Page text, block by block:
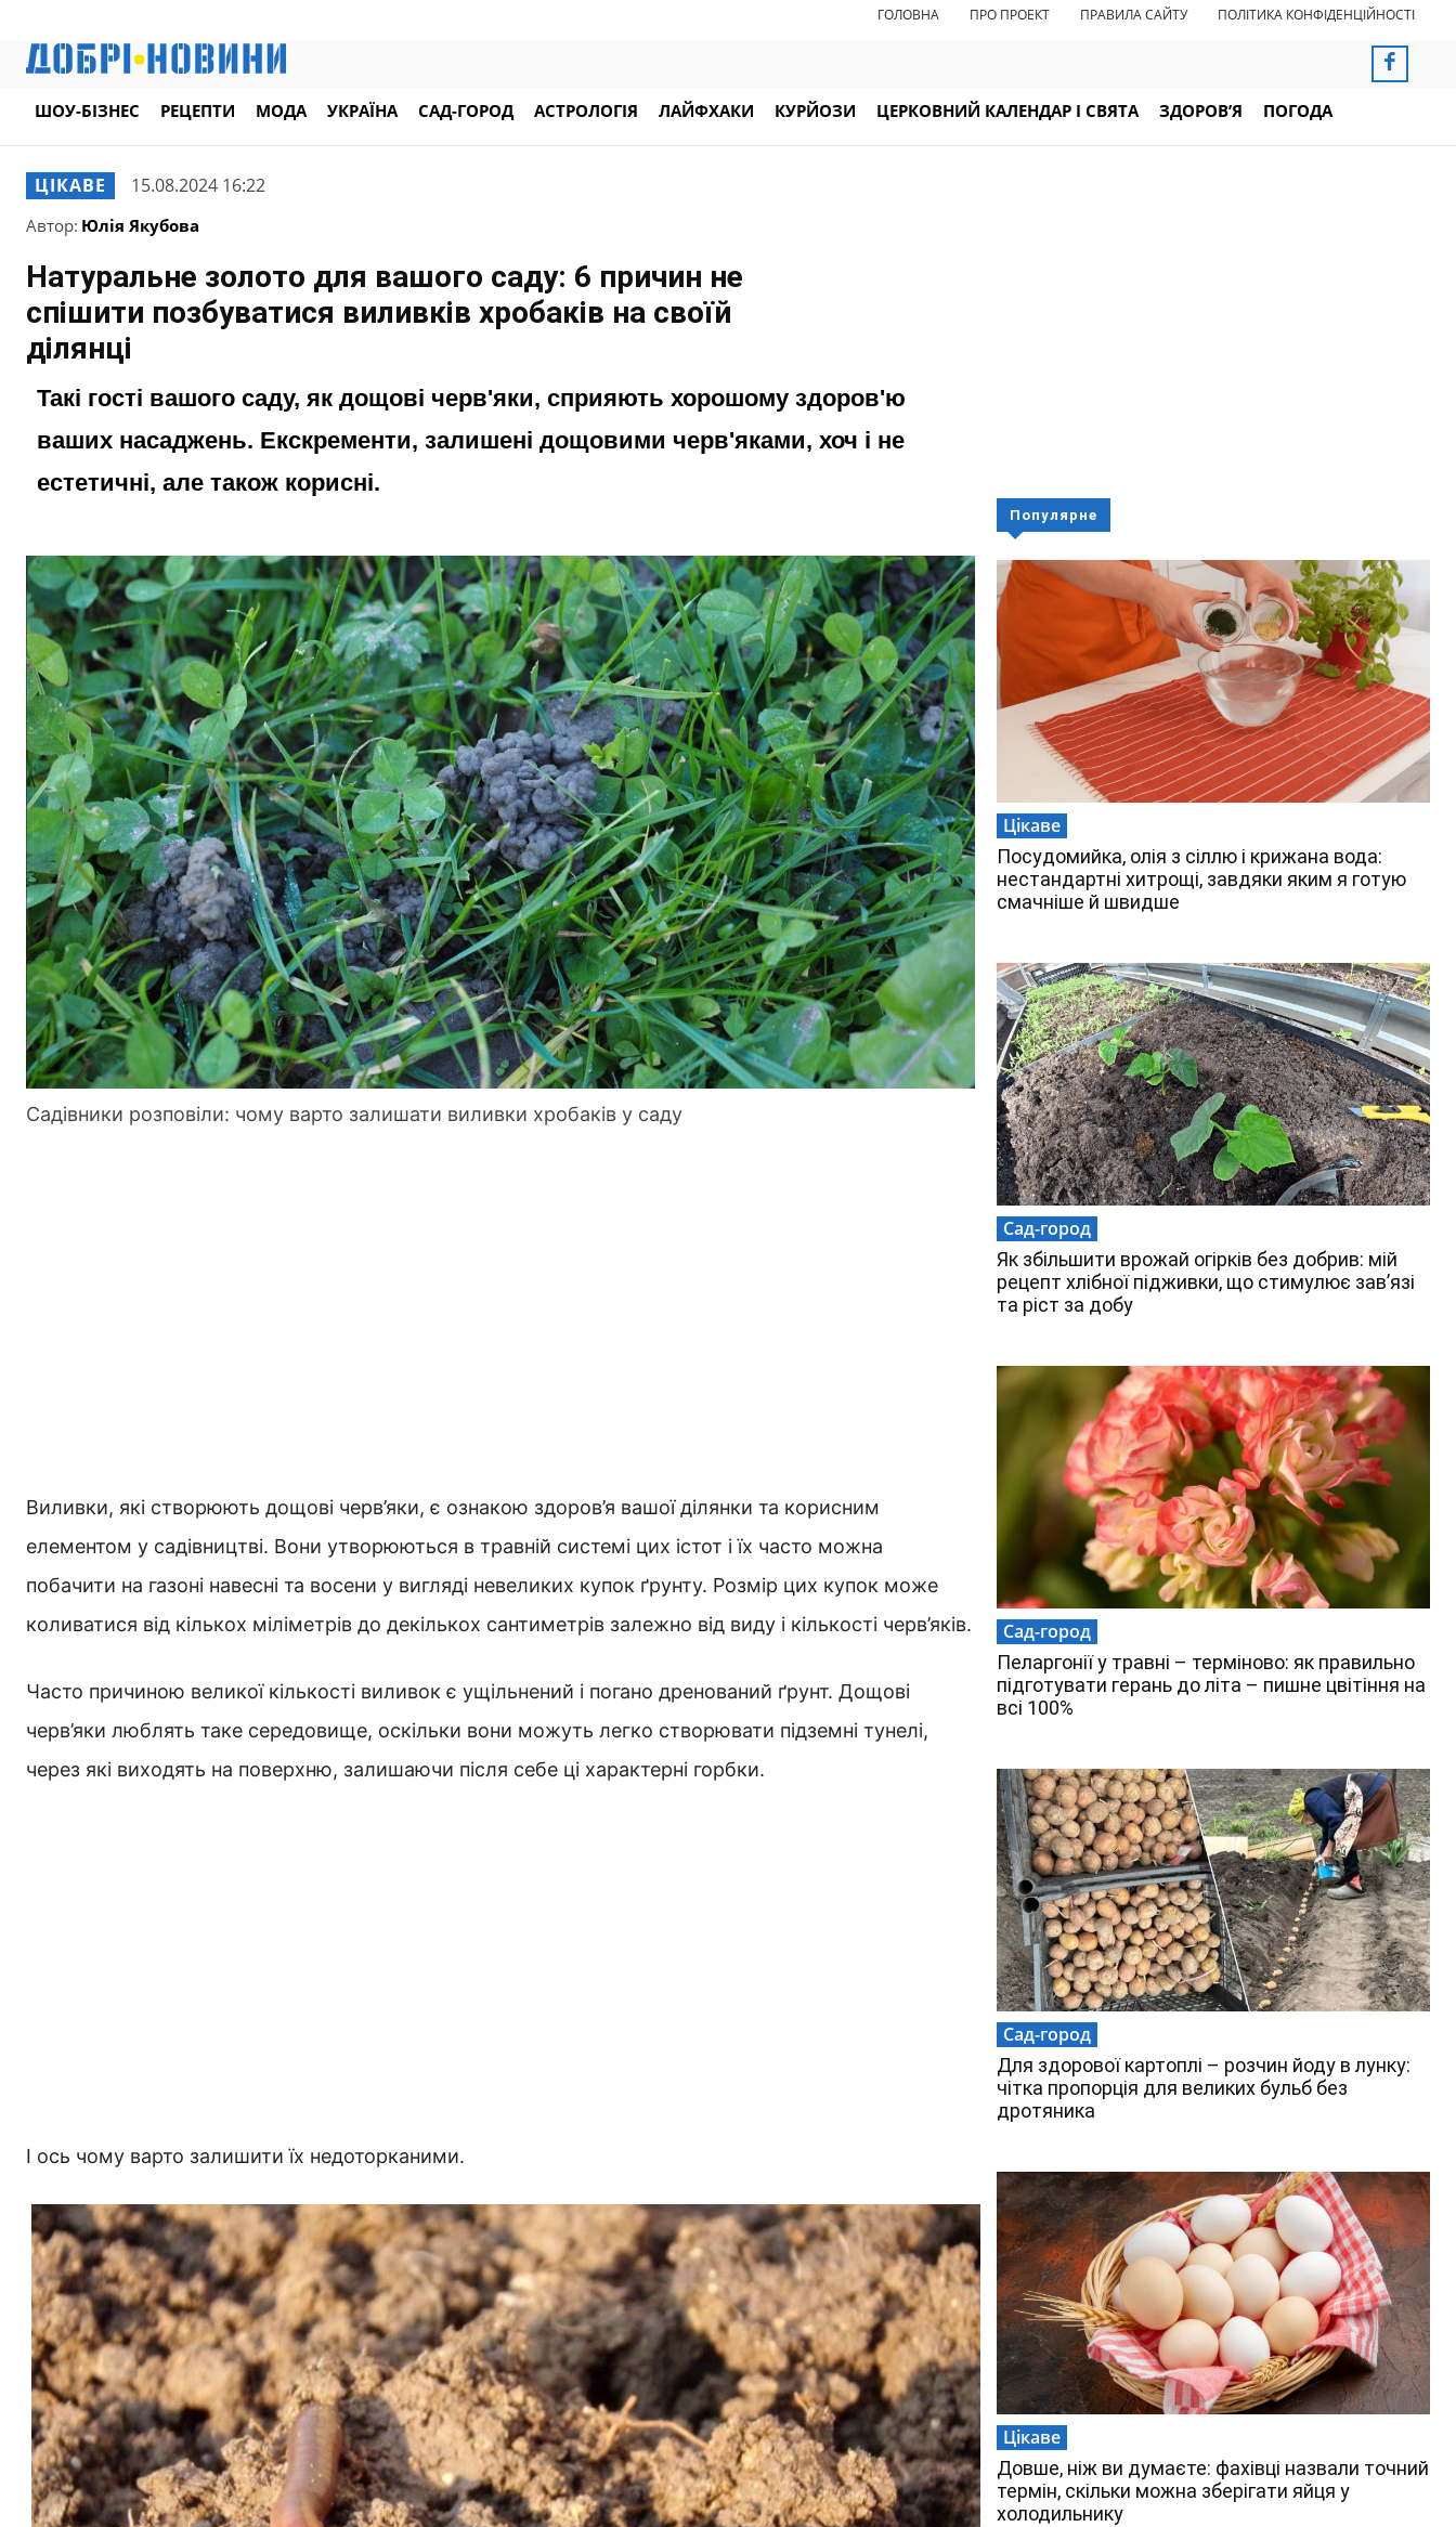
ГОЛОВНА ПРО ПРОЕКТ ПРАВИЛА САЙТУ ПОЛІТИКА КОНФІДЕНЦІЙНОСТІ
ШОУ-БІЗНЕС РЕЦЕПТИ МОДА УКРАЇНА САД-ГОРОД АСТРОЛОГІЯ ЛАЙФХАКИ КУРЙОЗИ ЦЕРКОВНИЙ КАЛЕНДАР І СВЯТА ЗДОРОВ’Я ПОГОДА
ЦІКАВЕ 15.08.2024 16:22
Автор: Юлія Якубова
Натуральне золото для вашого саду: 6 причин не
спішити позбуватися виливків хробаків на своїй
ділянці
Такі гості вашого саду, як дощові черв'яки, сприяють хорошому здоров'ю
ваших насаджень. Екскременти, залишені дощовими черв'яками, хоч і не
естетичні, але також корисні.
Садівники розповіли: чому варто залишати виливки хробаків у саду
Виливки, які створюють дощові черв’яки, є ознакою здоров’я вашої ділянки та корисним
елементом у садівництві. Вони утворюються в травній системі цих істот і їх часто можна
побачити на газоні навесні та восени у вигляді невеликих купок ґрунту. Розмір цих купок може
коливатися від кількох міліметрів до декількох сантиметрів залежно від виду і кількості черв’яків.
Часто причиною великої кількості виливок є ущільнений і погано дренований ґрунт. Дощові
черв’яки люблять таке середовище, оскільки вони можуть легко створювати підземні тунелі,
через які виходять на поверхню, залишаючи після себе ці характерні горбки.
І ось чому варто залишити їх недоторканими.
Популярне
Цікаве
Посудомийка, олія з сіллю і крижана вода:
нестандартні хитрощі, завдяки яким я готую
смачніше й швидше
Сад-город
Як збільшити врожай огірків без добрив: мій
рецепт хлібної підживки, що стимулює зав’язі
та ріст за добу
Сад-город
Пеларгонії у травні – терміново: як правильно
підготувати герань до літа – пишне цвітіння на
всі 100%
Сад-город
Для здорової картоплі – розчин йоду в лунку:
чітка пропорція для великих бульб без
дротяника
Цікаве
Довше, ніж ви думаєте: фахівці назвали точний
термін, скільки можна зберігати яйця у
холодильнику